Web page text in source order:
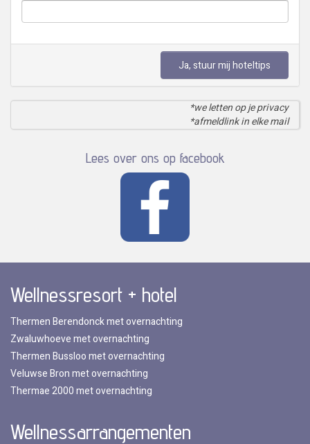
Ja, stuur mij hoteltips
*we letten op je privacy
*afmeldlink in elke mail
Lees over ons op facebook
Wellnessresort + hotel
Thermen Berendonck met overnachting
Zwaluwhoeve met overnachting
Thermen Bussloo met overnachting
Veluwse Bron met overnachting
Thermae 2000 met overnachting
Wellnessarrangementen